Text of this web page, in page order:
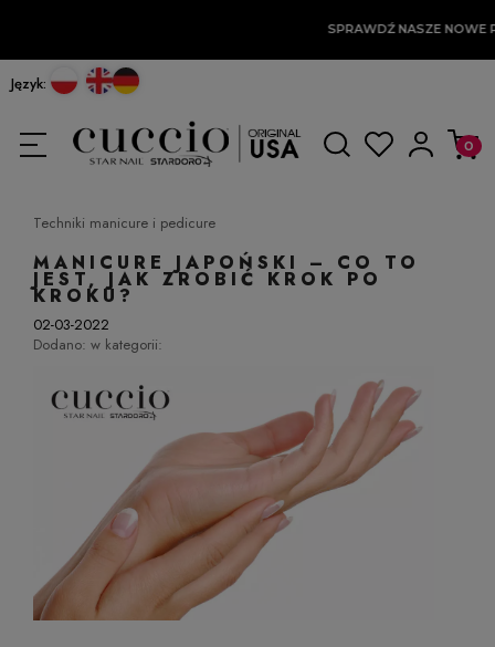
SPRAWDŹ NASZE NOWE
Język:
Techniki manicure i pedicure
MANICURE JAPOŃSKI – CO TO
JEST, JAK ZROBIĆ KROK PO
KROKU?
02-03-2022
Dodano: w kategorii: